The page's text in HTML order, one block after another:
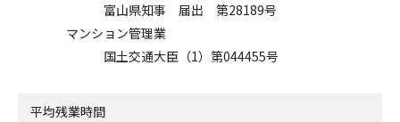
富山県知事 届出 第28189号
マンション管理業
国土交通大臣（1）第044455号
平均残業時間